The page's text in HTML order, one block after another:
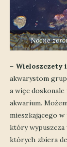
Nocne
– Wieloszczety
akwarystom
a więc
akwarium.
mieszkającego
który wypuszcza
których zbiera